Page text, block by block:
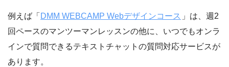
例えば「 DMM WEBCAMP Webデザインコース 」は、週2
回ペースのマンツーマンレッスンの他に、いつでもオンラ
インで質問できるテキストチャットの質問対応サービスが
あります。